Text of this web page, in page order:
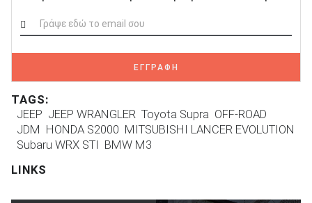
ΕΓΓΡΑΦΗ
TAGS:
JEEP JEEP WRANGLER Toyota Supra OFF-ROAD
JDM HONDA S2000 MITSUBISHI LANCER EVOLUTION
Subaru WRX STI BMW M3
LINKS